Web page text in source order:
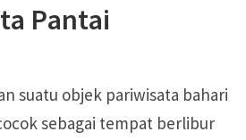
Pantai
suatu objek pariwisata bahari
sebagai tempat berlibur